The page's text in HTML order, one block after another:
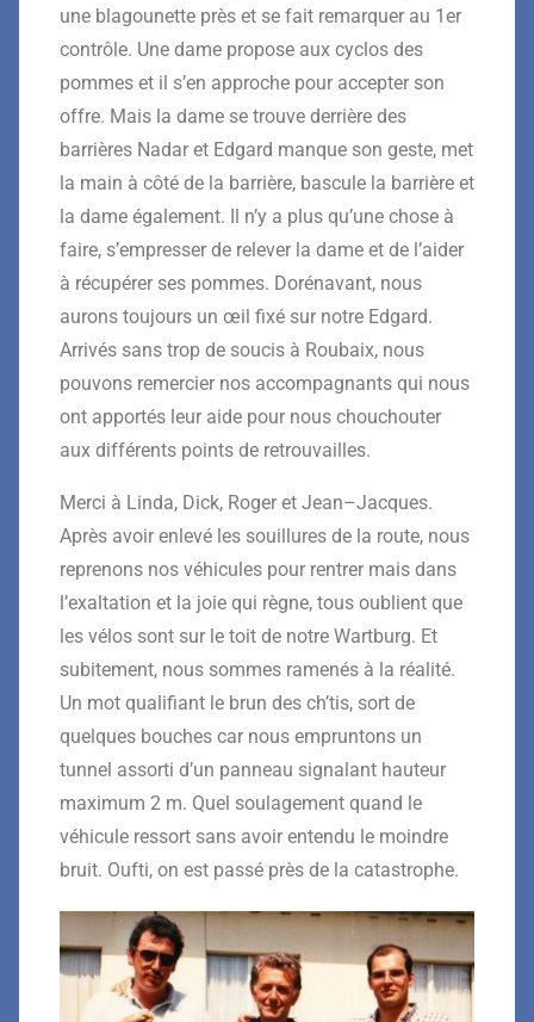
une blagounette près et se fait remarquer au 1er
contrôle. Une dame propose aux cyclos des
pommes et il s’en approche pour accepter son
offre. Mais la dame se trouve derrière des
barrières Nadar et Edgard manque son geste, met
la main à côté de la barrière, bascule la barrière et
la dame également. Il n’y a plus qu’une chose à
faire, s’empresser de relever la dame et de l’aider
à récupérer ses pommes. Dorénavant, nous
aurons toujours un œil fixé sur notre Edgard.
Arrivés sans trop de soucis à Roubaix, nous
pouvons remercier nos accompagnants qui nous
ont apportés leur aide pour nous chouchouter
aux différents points de retrouvailles.
Merci à Linda, Dick, Roger et Jean–Jacques.
Après avoir enlevé les souillures de la route, nous
reprenons nos véhicules pour rentrer mais dans
l’exaltation et la joie qui règne, tous oublient que
les vélos sont sur le toit de notre Wartburg. Et
subitement, nous sommes ramenés à la réalité.
Un mot qualifiant le brun des ch’tis, sort de
quelques bouches car nous empruntons un
tunnel assorti d’un panneau signalant hauteur
maximum 2 m. Quel soulagement quand le
véhicule ressort sans avoir entendu le moindre
bruit. Oufti, on est passé près de la catastrophe.